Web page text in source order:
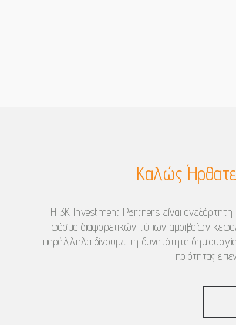
Καλώς
Η 3K Investment Partners είναι ανεξάρτητη
φάσμα διαφορετικών τύπων αμοιβαίων
παράλληλα δίνουμε τη δυνατότητα
ποιότητας